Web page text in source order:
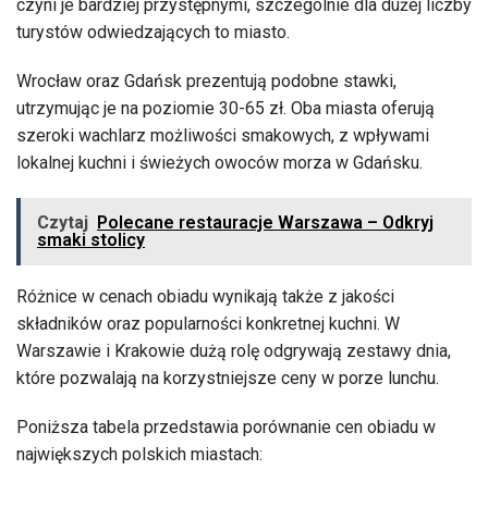
czyni je bardziej przystępnymi, szczególnie dla dużej liczby
turystów odwiedzających to miasto.
Wrocław oraz Gdańsk prezentują podobne stawki,
utrzymując je na poziomie 30-65 zł. Oba miasta oferują
szeroki wachlarz możliwości smakowych, z wpływami
lokalnej kuchni i świeżych owoców morza w Gdańsku.
Czytaj Polecane restauracje Warszawa – Odkryj
smaki stolicy
Różnice w cenach obiadu wynikają także z jakości
składników oraz popularności konkretnej kuchni. W
Warszawie i Krakowie dużą rolę odgrywają zestawy dnia,
które pozwalają na korzystniejsze ceny w porze lunchu.
Poniższa tabela przedstawia porównanie cen obiadu w
największych polskich miastach: